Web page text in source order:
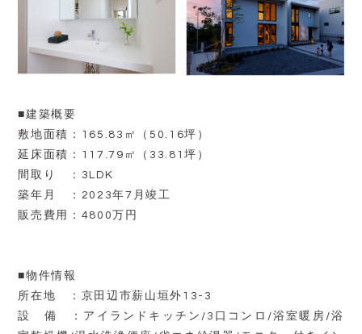
■建築概要
敷地面積：165.83㎡（50.16坪）
延床面積：117.79㎡（33.81坪）
間取り ：3LDK
築年月 ：2023年7月竣工
販売費用：4800万円
■物件情報
所在地 ：京田辺市薪山垣外13-3
設 備 ：アイランドキッチン/3口コンロ/浴室暖房/浴